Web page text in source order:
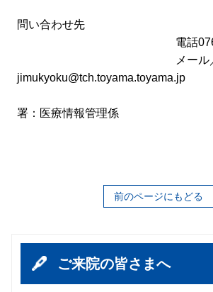
問い合わせ先
電話076-422-
メール
jimukyoku@tch.toyama.toyama.jp
担当
署：医療情報管理係
前のページにもどる
ご来院の皆さまへ